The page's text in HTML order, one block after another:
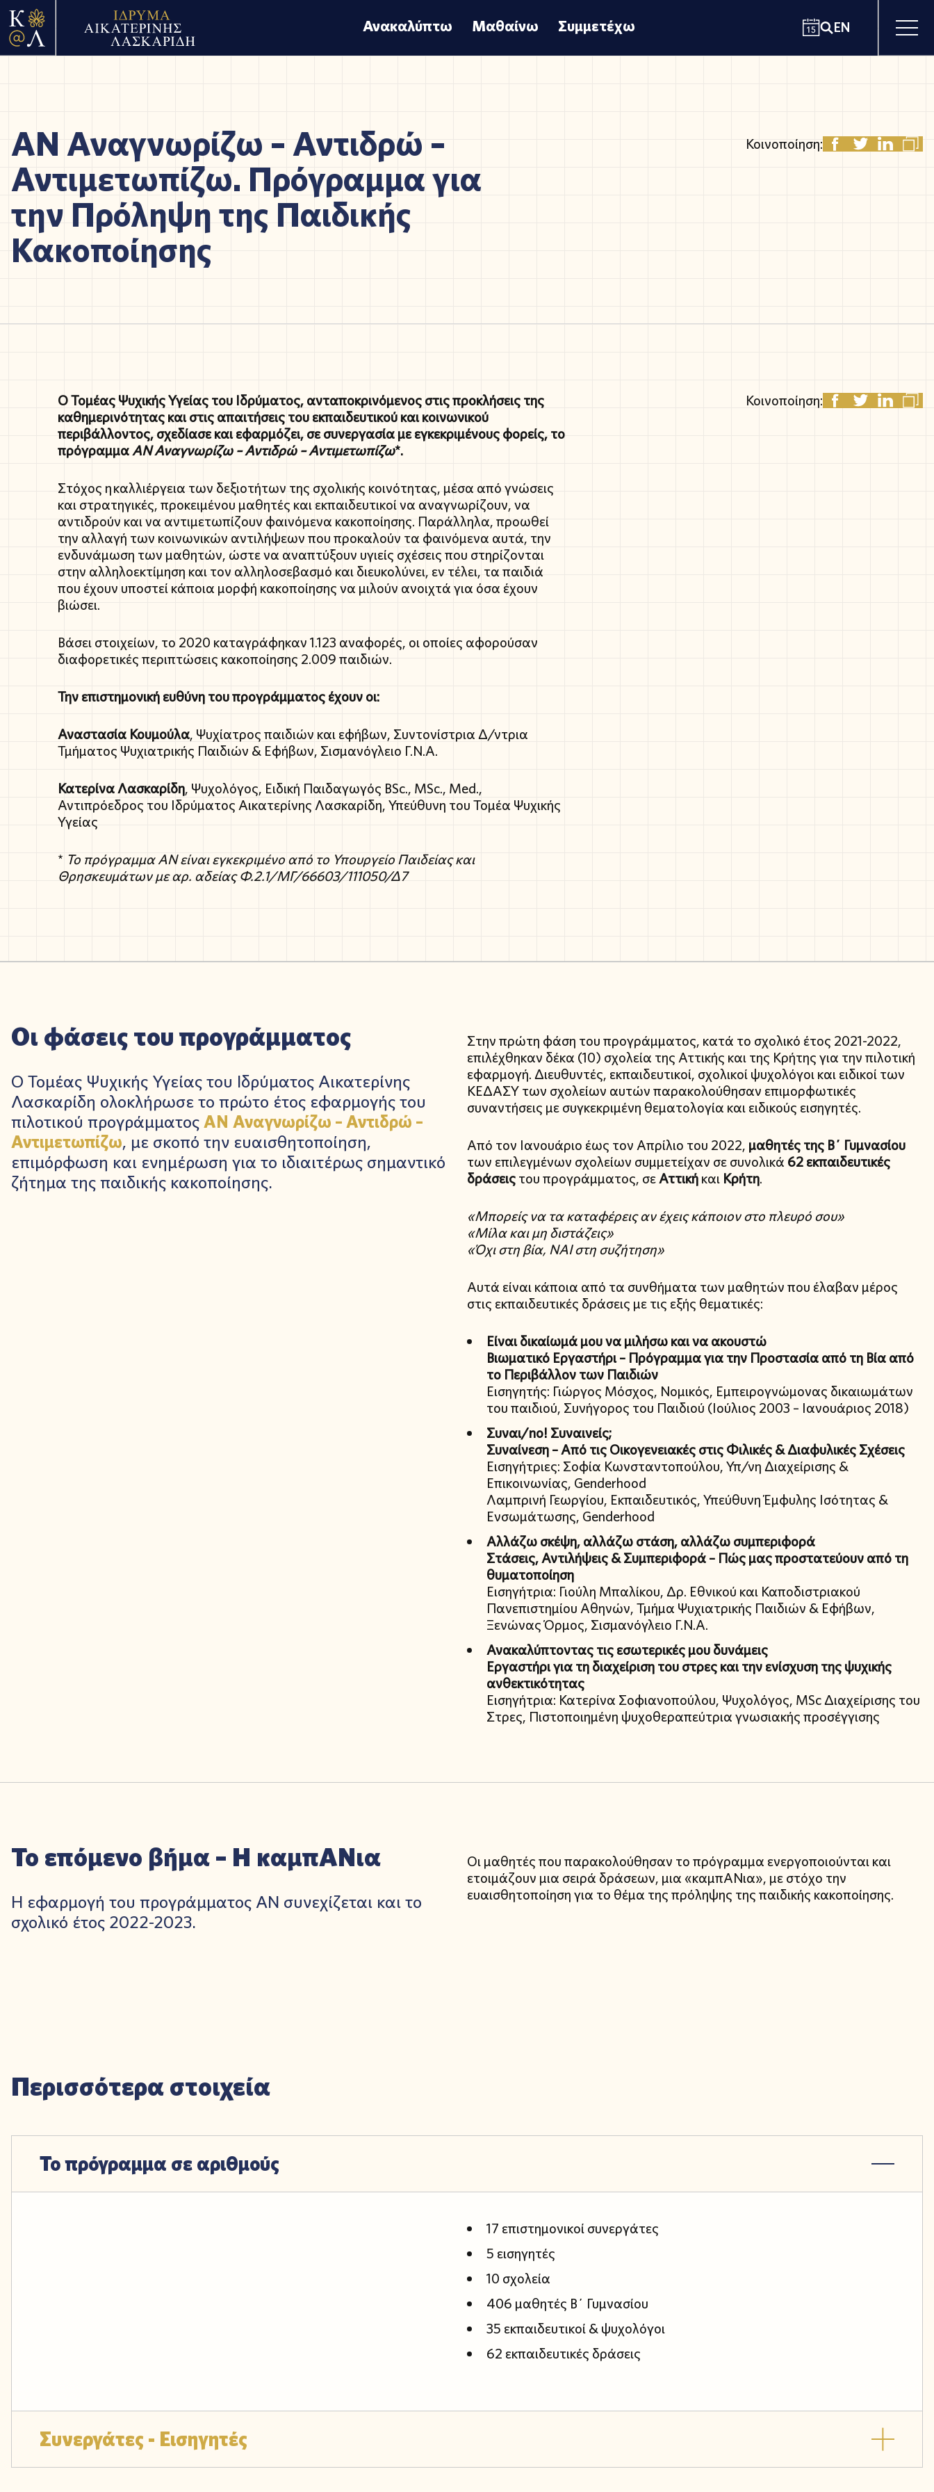
Ανακαλύπτω Μαθαίνω Συμμετέχω EN
AN Αναγνωρίζω – Αντιδρώ –
Αντιμετωπίζω. Πρόγραμμα για
την Πρόληψη της Παιδικής
Κακοποίησης
Κοινοποίηση:
Ο Τομέας Ψυχικής Υγείας του Ιδρύματος, ανταποκρινόμενος στις προκλήσεις της
καθημερινότητας και στις απαιτήσεις του εκπαιδευτικού και κοινωνικού
περιβάλλοντος, σχεδίασε και εφαρμόζει, σε συνεργασία με εγκεκριμένους φορείς, το
πρόγραμμαΑNΑναγνωρίζω – Αντιδρώ – Αντιμετωπίζω*.
Στόχος η καλλιέργεια των δεξιοτήτων της σχολικής κοινότητας, μέσα από γνώσεις
και στρατηγικές, προκειμένου μαθητές και εκπαιδευτικοί να αναγνωρίζουν, να
αντιδρούν και να αντιμετωπίζουν φαινόμενα κακοποίησης. Παράλληλα, προωθεί
την αλλαγή των κοινωνικών αντιλήψεων που προκαλούν τα φαινόμενα αυτά, την
ενδυνάμωση των μαθητών, ώστε να αναπτύξουν υγιείς σχέσεις που στηρίζονται
στην αλληλοεκτίμηση και τον αλληλοσεβασμό και διευκολύνει, εν τέλει, τα παιδιά
που έχουν υποστεί κάποια μορφή κακοποίησης να μιλούν ανοιχτά για όσα έχουν
βιώσει.
Βάσει στοιχείων, το 2020 καταγράφηκαν 1.123 αναφορές, οι οποίες αφορούσαν
διαφορετικές περιπτώσεις κακοποίησης 2.009 παιδιών.
Την επιστημονική ευθύνη του προγράμματος έχουν οι:
Αναστασία Κουμούλα, Ψυχίατρος παιδιών και εφήβων, Συντονίστρια Δ/ντρια
Τμήματος Ψυχιατρικής Παιδιών & Εφήβων, Σισμανόγλειο Γ.Ν.Α.
Κατερίνα Λασκαρίδη, Ψυχολόγος, Ειδική Παιδαγωγός BSc., MSc., Med.,
Αντιπρόεδρος του Ιδρύματος Αικατερίνης Λασκαρίδη, Υπεύθυνη του Τομέα Ψυχικής
Υγείας
* Το πρόγραμμα ΑΝ είναι εγκεκριμένο από το Υπουργείο Παιδείας και
Θρησκευμάτων με αρ. αδείας Φ.2.1/ΜΓ/66603/111050/Δ7
Κοινοποίηση:
Οι φάσεις του προγράμματος
Ο Τομέας Ψυχικής Υγείας του Ιδρύματος Αικατερίνης
Λασκαρίδη ολοκλήρωσε το πρώτο έτος εφαρμογής του
πιλοτικού προγράμματοςΑΝ Αναγνωρίζω – Αντιδρώ –
Αντιμετωπίζω, με σκοπό την ευαισθητοποίηση,
επιμόρφωση και ενημέρωση για το ιδιαιτέρως σημαντικό
ζήτημα της παιδικής κακοποίησης.
Στην πρώτη φάση του προγράμματος, κατά το σχολικό έτος 2021-2022,
επιλέχθηκαν δέκα (10) σχολεία της Αττικής και της Κρήτης για την πιλοτική
εφαρμογή. Διευθυντές, εκπαιδευτικοί, σχολικοί ψυχολόγοι και ειδικοί των
ΚΕΔΑΣΥ των σχολείων αυτών παρακολούθησαν επιμορφωτικές
συναντήσεις με συγκεκριμένη θεματολογία και ειδικούς εισηγητές.
Από τον Ιανουάριο έως τον Απρίλιο του 2022, μαθητές της Β΄ Γυμνασίου
των επιλεγμένων σχολείων συμμετείχαν σε συνολικά 62 εκπαιδευτικές
δράσειςτου προγράμματος, σεΑττικήκαι Κρήτη.
«Μπορείς να τα καταφέρεις αν έχεις κάποιον στο πλευρό σου»
«Μίλα και μη διστάζεις»
«Όχι στη βία, ΝΑΙ στη συζήτηση»
Αυτά είναι κάποια από τα συνθήματα των μαθητών που έλαβαν μέρος
στις εκπαιδευτικές δράσεις με τις εξής θεματικές:
Είναι δικαίωμά μου να μιλήσω και να ακουστώ
Βιωματικό Εργαστήρι – Πρόγραμμα για την Προστασία από τη Βία από
το Περιβάλλον των Παιδιών
Εισηγητής: Γιώργος Μόσχος, Νομικός, Εμπειρογνώμονας δικαιωμάτων
του παιδιού, Συνήγορος του Παιδιού (Ιούλιος 2003 – Ιανουάριος 2018)
Συναι/no! Συναινείς;
Συναίνεση – Από τις Οικογενειακές στις Φιλικές & Διαφυλικές Σχέσεις
Εισηγήτριες: Σοφία Κωνσταντοπούλου, Υπ/νη Διαχείρισης &
Επικοινωνίας, Genderhood
Λαμπρινή Γεωργίου, Εκπαιδευτικός, Υπεύθυνη Έμφυλης Ισότητας &
Ενσωμάτωσης, Genderhood
Αλλάζω σκέψη, αλλάζω στάση, αλλάζω συμπεριφορά
Στάσεις, Αντιλήψεις & Συμπεριφορά – Πώς μας προστατεύουν από τη
θυματοποίηση
Εισηγήτρια: Γιούλη Μπαλίκου, Δρ. Εθνικού και Καποδιστριακού
Πανεπιστημίου Αθηνών, Τμήμα Ψυχιατρικής Παιδιών & Εφήβων,
Ξενώνας Όρμος, Σισμανόγλειο Γ.Ν.Α.
Ανακαλύπτοντας τις εσωτερικές μου δυνάμεις
Εργαστήρι για τη διαχείριση του στρες και την ενίσχυση της ψυχικής
ανθεκτικότητας
Εισηγήτρια: Κατερίνα Σοφιανοπούλου, Ψυχολόγος, MSc Διαχείρισης του
Στρες, Πιστοποιημένη ψυχοθεραπεύτρια γνωσιακής προσέγγισης
Το επόμενο βήμα – Η καμπΑΝια
Η εφαρμογή του προγράμματος ΑΝ συνεχίζεται και το
σχολικό έτος 2022-2023.
Οι μαθητές που παρακολούθησαν το πρόγραμμα ενεργοποιούνται και
ετοιμάζουν μια σειρά δράσεων, μια «καμπΑΝια», με στόχο την
ευαισθητοποίηση για το θέμα της πρόληψης της παιδικής κακοποίησης.
Περισσότερα στοιχεία
Το πρόγραμμα σε αριθμούς
17 επιστημονικοί συνεργάτες
5 εισηγητές
10 σχολεία
406 μαθητές Β΄ Γυμνασίου
35 εκπαιδευτικοί & ψυχολόγοι
62 εκπαιδευτικές δράσεις
Συνεργάτες - Εισηγητές